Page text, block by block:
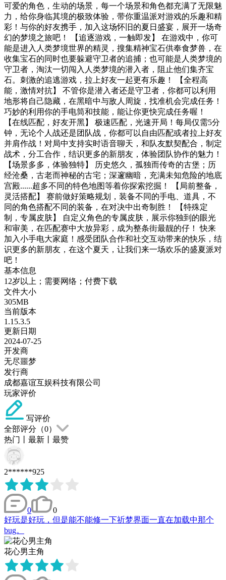
可爱的角色，生动的场景，每一个场景和角色都充满了无限魅
力，给你身临其境的极致体验，带你重温派对游戏的乐趣和精
彩！与你的好友携手，加入这场怀旧的夏日盛宴，展开一场奇
幻的梦境之旅吧！ 【追逐游戏，一触即发】 在游戏中，你可
能是进入人类梦境世界的精灵，搜集精神宝石供奉食梦兽，在
收集宝石的同时也要躲避守卫者的追捕；也可能是人类梦境的
守卫者，淘汰一切闯入人类梦境的潜入者，阻止他们集齐宝
石。刺激的追逃游戏，拉上好友一起更有乐趣！ 【全程高
能，激情对抗】 不管你是潜入者还是守卫者，你都可以利用
地形将自己隐藏，在黑暗中与敌人周旋，找准机会完成任务！
巧妙的利用你的手电筒和技能，能让你更快完成任务喔！
【在线匹配，好友开黑】 极速匹配，光速开局！每局仅需5分
钟，无论个人战还是团队战，你都可以自由匹配或者拉上好友
并肩作战！对局中支持实时语音聊天，和队友默契配合，制定
战术，分工合作，结识更多的新朋友，体验团队协作的魅力！
【场景多多，体验独特】 历史悠久，孤独而传奇的古堡；历
经沧桑，古老而神秘的古宅；深邃幽暗，充满未知危险的地底
宫殿......超多不同的特色地图等着你探索挖掘！ 【局前整备，
灵活搭配】 赛前做好策略规划，装备不同的手电、道具，不
同的角色搭配不同的装备，在对决中出奇制胜！ 【特殊定
制，专属皮肤】 自定义角色的专属皮肤，展示你独到的眼光
和审美，在匹配赛中大放异彩，成为整条街最靓的仔！ 快来
加入小手电大家庭！感受团队合作和社交互动带来的快乐，结
识更多的新朋友，在这个夏天，让我们来一场欢乐的盛夏派对
吧！
基本信息
12岁以上；需要网络；付费下载
文件大小
305MB
当前版本
1.15.3.5
更新日期
2024-07-25
开发商
无尽噩梦
发行商
成都嘉谊互娱科技有限公司
玩家评价
写评价
全部评分（0）
热门
最新 最赞
2******925
0
0
好玩是好玩，但是能不能修一下祈梦界面一直在加载中那个
bug。
花心男主角